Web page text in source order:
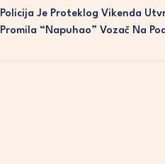
Policija Je Proteklog Vikenda
Promila “napuhao” Vozač Na